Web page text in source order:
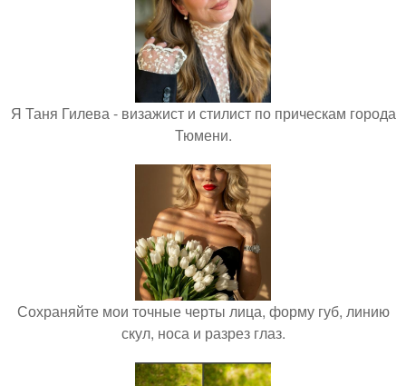
Я Таня Гилева - визажист и стилист по прическам города
Тюмени.
Сохраняйте мои точные черты лица, форму губ, линию
скул, носа и разрез глаз.